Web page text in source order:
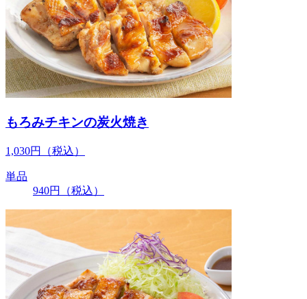
もろみチキンの炭火焼き
1,030円 （税込）
単品
940円 （税込）